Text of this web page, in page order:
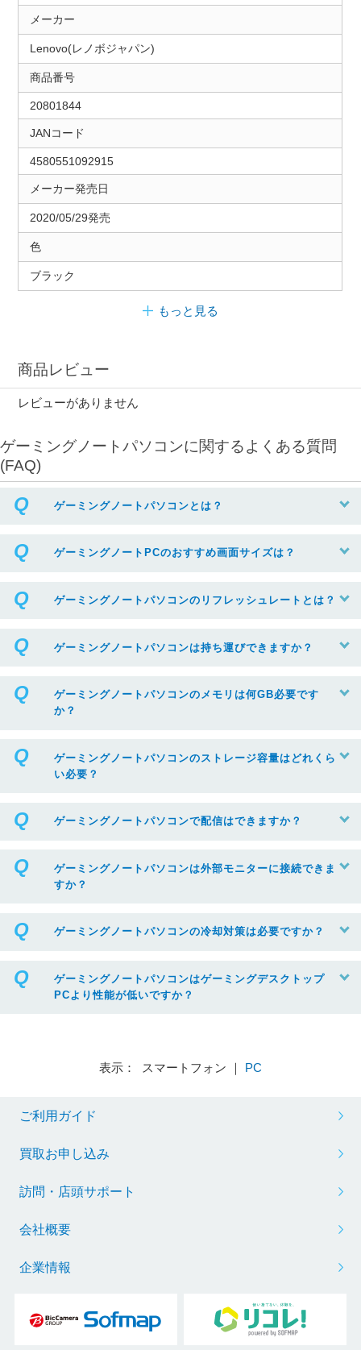
メーカー
Lenovo(レノボジャパン)
商品番号
20801844
JANコード
4580551092915
メーカー発売日
2020/05/29発売
色
ブラック
もっと見る
商品レビュー
レビューがありません
ゲーミングノートパソコンに関するよくある質問
(FAQ)
ゲーミングノートパソコンとは？
ゲーミングノートPCのおすすめ画面サイズは？
ゲーミングノートパソコンのリフレッシュレートとは？
ゲーミングノートパソコンは持ち運びできますか？
ゲーミングノートパソコンのメモリは何GB必要です
か？
ゲーミングノートパソコンのストレージ容量はどれくら
い必要？
ゲーミングノートパソコンで配信はできますか？
ゲーミングノートパソコンは外部モニターに接続できま
すか？
ゲーミングノートパソコンの冷却対策は必要ですか？
ゲーミングノートパソコンはゲーミングデスクトップ
PCより性能が低いですか？
表示： スマートフォン ｜ PC
ご利用ガイド
買取お申し込み
訪問・店頭サポート
会社概要
企業情報